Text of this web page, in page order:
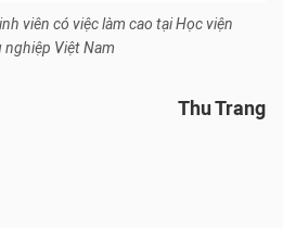
viên có việc làm cao tại Học viện
nghiệp Việt Nam
Thu Trang